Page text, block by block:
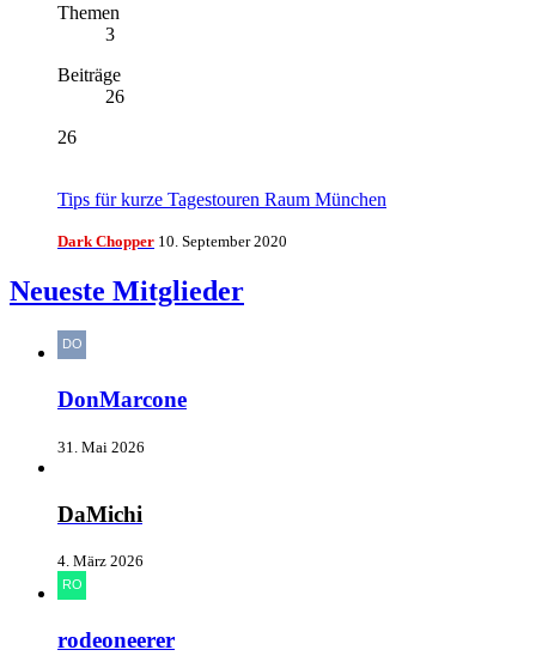
Themen
3
Beiträge
26
26
Tips für kurze Tagestouren Raum München
Dark Chopper 10. September 2020
Neueste Mitglieder
DonMarcone
31. Mai 2026
DaMichi
4. März 2026
rodeoneerer